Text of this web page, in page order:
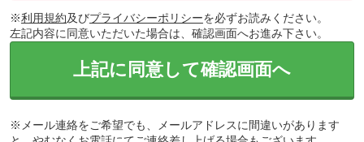
※利用規約及びプライバシーポリシーを必ずお読みください。
左記内容に同意いただいた場合は、確認画面へお進み下さい。
上記に同意して確認画面へ
※メール連絡をご希望でも、メールアドレスに間違いがあります